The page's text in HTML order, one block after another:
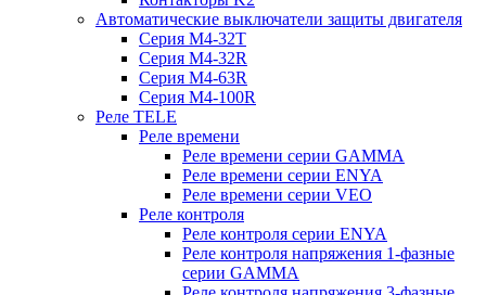
Автоматические выключатели защиты двигателя
Серия M4-32T
Серия M4-32R
Серия M4-63R
Серия M4-100R
Реле TELE
Реле времени
Реле времени серии GAMMA
Реле времени серии ENYA
Реле времени серии VEO
Реле контроля
Реле контроля серии ENYA
Реле контроля напряжения 1-фазные
серии GAMMA